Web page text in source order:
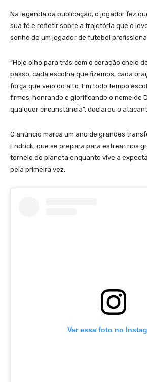
Na legenda da publicação, o jogador fez
sua fé e refletir sobre a trajetória que o
sonho de um jogador de futebol
“Hoje olho para trás com o coração cheio
passo, cada escolha que fizemos, cada
força que veio do alto. Em todo tempo
firmes, honrando e glorificando o nome de
qualquer circunstância”, declarou o
O anúncio marca um ano de grandes
Endrick, que se prepara para estrear nos
torneio do planeta enquanto vive a
pela primeira vez.
Ver essa foto no